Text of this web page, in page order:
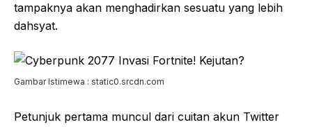
tampaknya akan menghadirkan sesuatu yang lebih
dahsyat.
Gambar Istimewa : static0.srcdn.com
Petunjuk pertama muncul dari cuitan akun Twitter